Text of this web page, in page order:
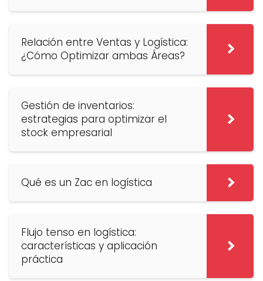
Relación entre Ventas y Logística:
¿Cómo Optimizar ambas Áreas?
Gestión de inventarios:
estrategias para optimizar el
stock empresarial
Qué es un Zac en logística
Flujo tenso en logística:
características y aplicación
práctica